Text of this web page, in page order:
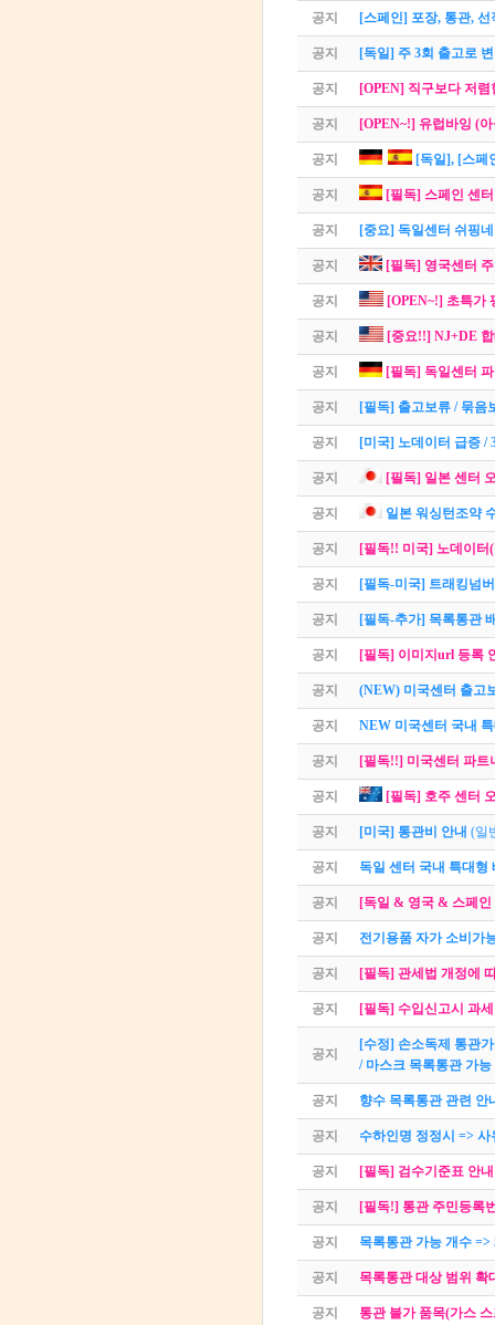
공지 [스페인] 포장, 통관,
공지 [독일] 주 3회 출고로
공지 [OPEN] 직구보다 저
공지 [OPEN~!] 유럽바잉 (
공지 [독일], [스페
공지 [필독] 스페인 센
공지 [중요] 독일센터 쉬핑
공지 [필독] 영국센터
공지 [OPEN~!] 초특가
공지 [중요!!] NJ+DE
공지 [필독] 독일센터
공지 [필독] 출고보류 / 묶음
공지 [미국] 노데이터 급증 /
공지 [필독] 일본 센터
공지 일본 워싱턴조약
공지 [필독!! 미국] 노데이터
공지 [필독-미국] 트래킹넘
공지 [필독-추가] 목록통관
공지 [필독] 이미지url 등록
공지 (NEW) 미국센터 출고
공지 NEW 미국센터 국내
공지 [필독!!] 미국센터 파트
공지 [필독] 호주 센터
공지 [미국] 통관비 안내 (일
공지 독일 센터 국내 특대형
공지 [독일 & 영국 & 스페
공지 전기용품 자가 소비가
공지 [필독] 관세법 개정에
공지 [필독] 수입신고시 과
공지
[수정] 손소독제 통관
/ 마스크 목록통관 가능
공지 향수 목록통관 관련 안
공지 수하인명 정정시 =>
공지 [필독] 검수기준표 안내
공지 [필독!] 통관 주민등록
공지 목록통관 가능 개수 =>
공지 목록통관 대상 범위 확
공지 통관 불가 품목(가스